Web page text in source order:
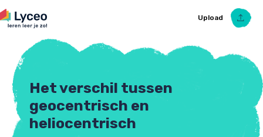
Upload
Upload Ezelsbruggetje
Het verschil tussen
geocentrisch en
heliocentrisch